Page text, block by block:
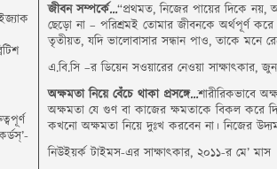
জীবন সম্পর্কে…“প্রথমত, নিজের পায়ের দিকে নয়,
ছেড়ো না – পরিশ্রমই তোমার জীবনকে অর্থপূর্ণ করে
তৃতীয়ত, যদি ভালোবাসার সন্ধান পাও, তাকে মনে
এ.বি.সি –র ডিয়েন সওয়ারের নেওয়া সাক্ষাৎকার,
অক্ষমতা নিয়ে বেঁচে থাকা প্রসঙ্গে…শারীরিকভাবে
অক্ষমতা যে গুণ বা কাজের ক্ষমতাকে বিকল করে
কখনো অক্ষমতা নিয়ে দুঃখ করবেন না। নিজের
নিউইয়র্ক টাইমস-এর সাক্ষাৎকার, ২০১১-র মে’ মাস